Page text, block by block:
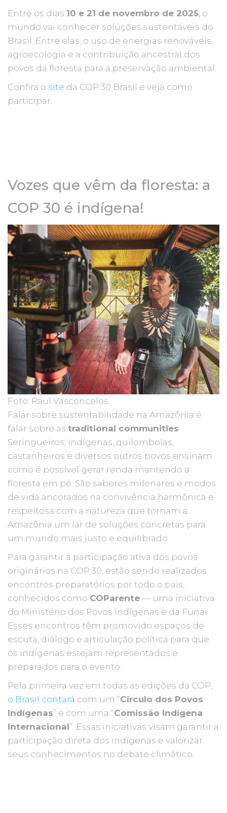
Entre os dias 10 e 21 de novembro de 2025 , o
mundo vai conhecer soluções sustentáveis do
Brasil. Entre elas, o uso de energias renováveis,
agroecologia e a contribuição ancestral dos
povos da floresta para a preservação ambiental.
Confira o site da COP 30 Brasil e veja como
participar.
Vozes que vêm da floresta: a
COP 30 é indígena!
Foto: Raul Vasconcelos
Falar sobre sustentabilidade na Amazônia é
falar sobre as traditional communities
Seringueiros, indígenas, quilombolas,
castanheiros e diversos outros povos ensinam
como é possível gerar renda mantendo a
floresta em pé. São saberes milenares e modos
de vida ancorados na convivência harmônica e
respeitosa com a natureza que tornam a
Amazônia um lar de soluções concretas para
um mundo mais justo e equilibrado.
Para garantir a participação ativa dos povos
originários na COP 30, estão sendo realizados
encontros preparatórios por todo o país,
conhecidos como COParente — uma iniciativa
do Ministério dos Povos Indígenas e da Funai.
Esses encontros têm promovido espaços de
escuta, diálogo e articulação política para que
os indígenas estejam representados e
preparados para o evento.
Pela primeira vez em todas as edições da COP,
o Brasil contará com um “Círculo dos Povos
Indígenas” e com uma “Comissão Indígena
Internacional”. Essas iniciativas visam garantir a
participação direta dos indígenas e valorizar
seus conhecimentos no debate climático.